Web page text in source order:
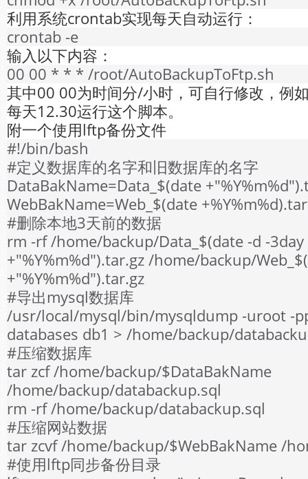
利用系统crontab实现每天自动运行：
crontab -e
输入以下内容：
00 00 * * * /root/AutoBackupToFtp.sh
其中00 00为时间分/小时，可自行修改，例
每天12.30运行这个脚本。
附一个使用lftp备份文件
#!/bin/bash
#定义数据库的名字和旧数据库的名字
DataBakName=Data_$(date
WebBakName=Web_$(date
#删除本地3天前的数据
rm -rf /home/backup/Data_$(date -d -3day
+"%Y%m%d").tar.gz /home/backup/
+"%Y%m%d").tar.gz
#导出mysql数据库
/usr/local/mysql/bin/mysqldump -uroot -
databases db1 > /home/backup/
#压缩数据库
tar zcf /home/backup/$DataBakName
/home/backup/databackup.sql
rm -rf /home/backup/databackup.sql
#压缩网站数据
tar zcvf /home/backup/$WebBakName /
#使用lftp同步备份目录